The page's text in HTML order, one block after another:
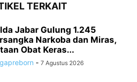
TERKAIT
Jabar Gulung 1.245
Narkoba dan Miras,
Obat Keras...
- 7 Agustus 2026